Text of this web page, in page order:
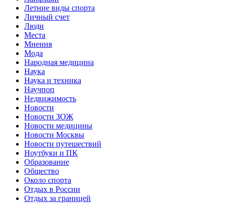
Летние виды спорта
Личный счет
Люди
Места
Мнения
Мода
Народная медицина
Наука
Наука и техника
Научпоп
Недвижимость
Новости
Новости ЗОЖ
Новости медицины
Новости Москвы
Новости путешествий
Ноутбуки и ПК
Образование
Общество
Около спорта
Отдых в России
Отдых за границей